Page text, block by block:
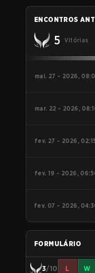
ENCONTROS
5 Vitórias
mai. 27 - 2026,
mar. 22 - 2026,
fev. 27 - 2026,
fev. 19 - 2026,
fev. 07 - 2026,
FORMULÁRIO
3/10 L W